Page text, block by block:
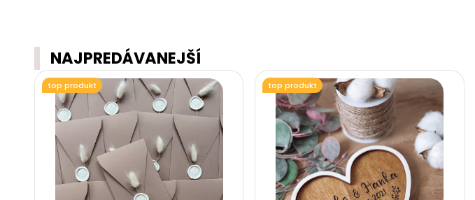
NAJPREDÁVANEJŠÍ
top produkt top produkt